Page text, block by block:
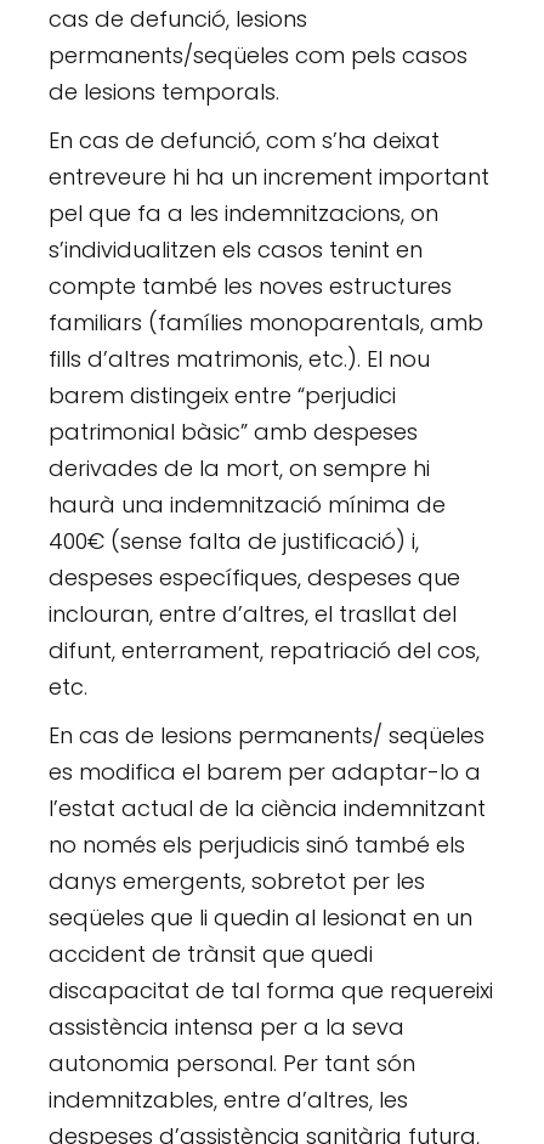
cas de defunció, lesions
permanents/seqüeles com pels casos
de lesions temporals.
En cas de defunció, com s’ha deixat
entreveure hi ha un increment important
pel que fa a les indemnitzacions, on
s’individualitzen els casos tenint en
compte també les noves estructures
familiars (famílies monoparentals, amb
fills d’altres matrimonis, etc.). El nou
barem distingeix entre “perjudici
patrimonial bàsic” amb despeses
derivades de la mort, on sempre hi
haurà una indemnització mínima de
400€ (sense falta de justificació) i,
despeses específiques, despeses que
inclouran, entre d’altres, el trasllat del
difunt, enterrament, repatriació del cos,
etc.
En cas de lesions permanents/ seqüeles
es modifica el barem per adaptar-lo a
l’estat actual de la ciència indemnitzant
no només els perjudicis sinó també els
danys emergents, sobretot per les
seqüeles que li quedin al lesionat en un
accident de trànsit que quedi
discapacitat de tal forma que requereixi
assistència intensa per a la seva
autonomia personal. Per tant són
indemnitzables, entre d’altres, les
despeses d’assistència sanitària futura,